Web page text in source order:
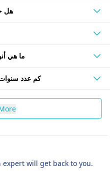
هل
ما هي
كم عدد سنوات
will get back to you.